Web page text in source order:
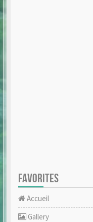
FAVORITES
Accueil
Gallery